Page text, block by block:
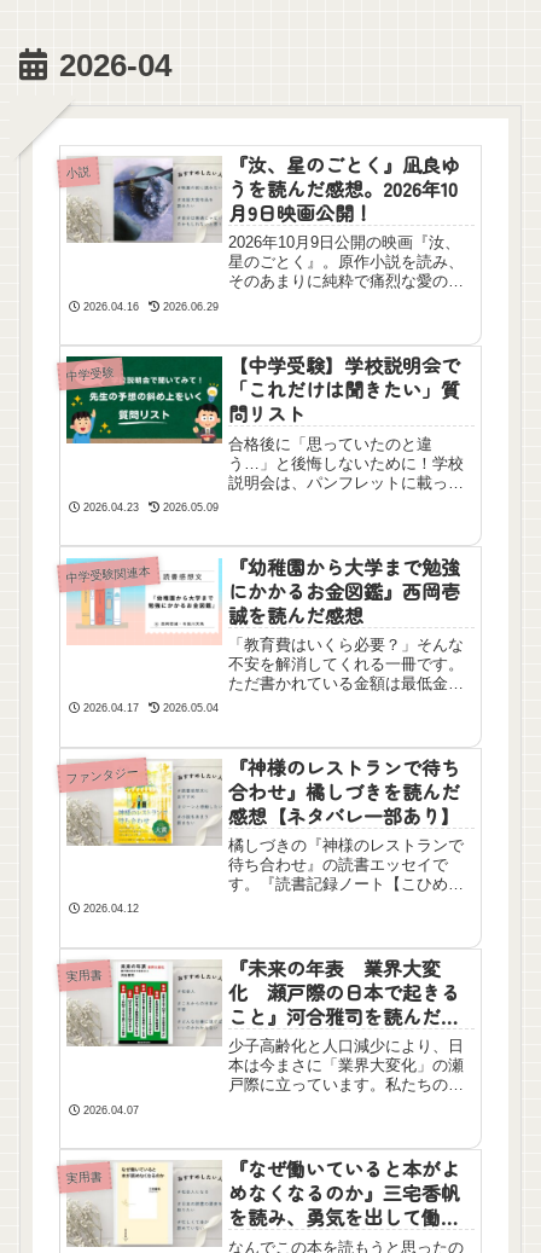
2026-04
小説
『汝、星のごとく』凪良ゆ
うを読んだ感想。2026年10
月9日映画公開！
2026年10月9日公開の映画『汝、
星のごとく』。原作小説を読み、
そのあまりに純粋で痛烈な愛の物
に。
2026.04.16 2026.06.29
中学受験
【中学受験】学校説明会で
「これだけは聞きたい」質
問リスト
合格後に「思っていたのと違
う…」と後悔しないために！学校
説明会は、パンフレットに載って
ポイントを【保存版】としてリス
トアップ。この5分で準備は万端で
す！
2026.04.23 2026.05.09
中学受験関連本
『幼稚園から大学まで勉強
にかかるお金図鑑』西岡壱
誠を読んだ感想
「教育費はいくら必要？」そんな
不安を解消してくれる一冊です。
ただ書かれている金額は最低金額
は向きません。
2026.04.17 2026.05.04
ファンタジー
『神様のレストランで待ち
合わせ』橘しづきを読んだ
感想【ネタバレ一部あり】
橘しづきの『神様のレストランで
待ち合わせ』の読書エッセイで
す。『読書記録ノート【こひめ家
2026.04.12
実用書
『未来の年表 業界大変
化 瀬戸際の日本で起きる
こと』河合雅司を読んだ感
想【ネタバレ一部あり】
少子高齢化と人口減少により、日
本は今まさに「業界大変化」の瀬
戸際に立っています。私たちの仕
ぐチェックしてください。
2026.04.07
実用書
『なぜ働いていると本がよ
めなくなるのか』三宅香帆
を読み、勇気を出して働か
ないようにしようと思った
なんでこの本を読もうと思ったの